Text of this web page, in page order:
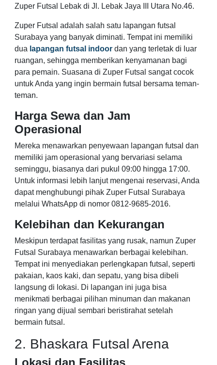
Zuper Futsal Lebak di Jl. Lebak Jaya III Utara No.46.
Zuper Futsal adalah salah satu lapangan futsal
Surabaya yang banyak diminati. Tempat ini memiliki
dua lapangan futsal indoor dan yang terletak di luar
ruangan, sehingga memberikan kenyamanan bagi
para pemain. Suasana di Zuper Futsal sangat cocok
untuk Anda yang ingin bermain futsal bersama teman-
teman.
Harga Sewa dan Jam
Operasional
Mereka menawarkan penyewaan lapangan futsal dan
memiliki jam operasional yang bervariasi selama
seminggu, biasanya dari pukul 09:00 hingga 17:00.
Untuk informasi lebih lanjut mengenai reservasi, Anda
dapat menghubungi pihak Zuper Futsal Surabaya
melalui WhatsApp di nomor 0812-9685-2016.
Kelebihan dan Kekurangan
Meskipun terdapat fasilitas yang rusak, namun Zuper
Futsal Surabaya menawarkan berbagai kelebihan.
Tempat ini menyediakan perlengkapan futsal, seperti
pakaian, kaos kaki, dan sepatu, yang bisa dibeli
langsung di lokasi. Di lapangan ini juga bisa
menikmati berbagai pilihan minuman dan makanan
ringan yang dijual sembari beristirahat setelah
bermain futsal.
2. Bhaskara Futsal Arena
Lokasi dan Fasilitas